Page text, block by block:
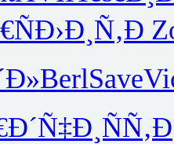
Ð›Ð¸Ñ‚Ð
BerlSave
Ñ‡Ð¸ÑÑ‚